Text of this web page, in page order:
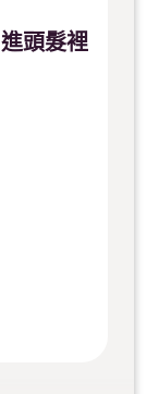
#女生染髮
頭髮裡